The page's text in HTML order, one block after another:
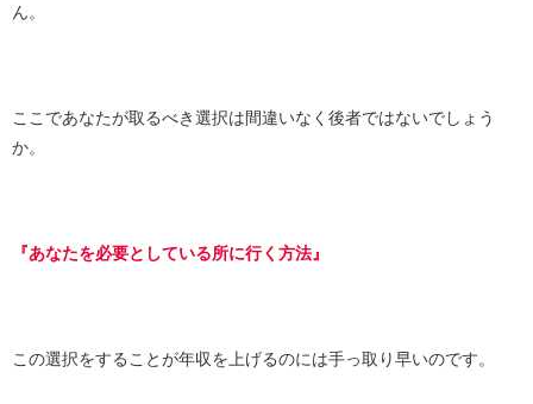
ん。
ここであなたが取るべき選択は間違いなく後者ではないでしょう
か。
『あなたを必要としている所に行く方法』
この選択をすることが年収を上げるのには手っ取り早いのです。